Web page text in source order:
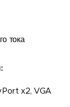
тока
x2, VGA